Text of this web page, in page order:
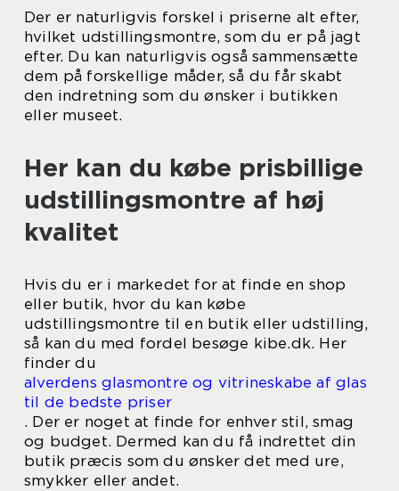
Der er naturligvis forskel i priserne alt efter,
hvilket udstillingsmontre, som du er på jagt
efter. Du kan naturligvis også sammensætte
dem på forskellige måder, så du får skabt
den indretning som du ønsker i butikken
eller museet.
Her kan du købe prisbillige
udstillingsmontre af høj
kvalitet
Hvis du er i markedet for at finde en shop
eller butik, hvor du kan købe
udstillingsmontre til en butik eller udstilling,
så kan du med fordel besøge kibe.dk. Her
finder du
alverdens glasmontre og vitrineskabe af glas
til de bedste priser
. Der er noget at finde for enhver stil, smag
og budget. Dermed kan du få indrettet din
butik præcis som du ønsker det med ure,
smykker eller andet.